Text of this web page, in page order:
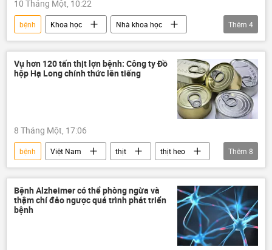
10 Tháng Một, 10:22
bệnh Khoa học
Nhà khoa học
Nga
bệnh Alzheimer
não
y tế
Thêm 4
Vụ hơn 120 tấn thịt lợn bệnh: Công ty Đồ
hộp Hạ Long chính thức lên tiếng
8 Tháng Một, 17:06
bệnh Việt Nam thịt
thịt heo
Kinh doanh
Kinh tế
doanh nghiệp
thực phẩm
an toàn thực phẩm
Hải Phòng
công an Pháp luật
Thêm 8
Bệnh Alzheimer có thể phòng ngừa và
thậm chí đảo ngược quá trình phát triển
bệnh